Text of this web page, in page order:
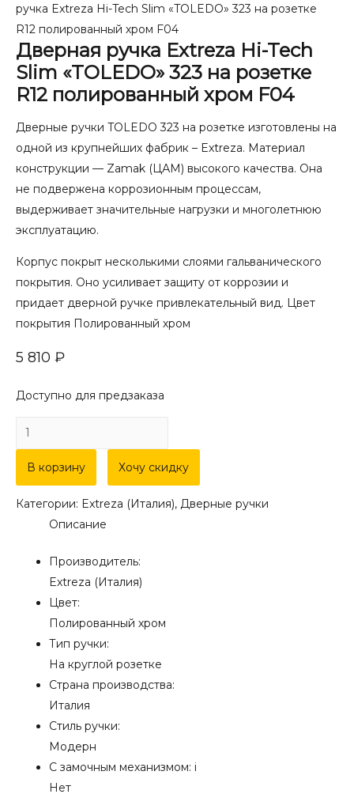
ручка Extreza Hi-Tech Slim «TOLEDO» 323 на розетке
R12 полированный хром F04
Дверная ручка Extreza Hi-Tech
Slim «TOLEDO» 323 на розетке
R12 полированный хром F04
Дверные ручки TOLEDO 323 на розетке изготовлены на
одной из крупнейших фабрик – Extreza. Материал
конструкции — Zamak (ЦАМ) высокого качества. Она
не подвержена коррозионным процессам,
выдерживает значительные нагрузки и многолетнюю
эксплуатацию.
Корпус покрыт несколькими слоями гальванического
покрытия. Оно усиливает защиту от коррозии и
придает дверной ручке привлекательный вид. Цвет
покрытия Полированный хром
5 810 ₽
Доступно для предзаказа
Количество
товара
Дверная
ручка
Extreza
"TOLEDO"
розетке
полированный
В корзину Хочу скидку
Категории: Extreza (Италия), Дверные ручки
Описание
Производитель:
Extreza (Италия)
Цвет:
Полированный хром
Тип ручки:
На круглой розетке
Страна производства:
Италия
Стиль ручки:
Модерн
С замочным механизмом: i
Нет